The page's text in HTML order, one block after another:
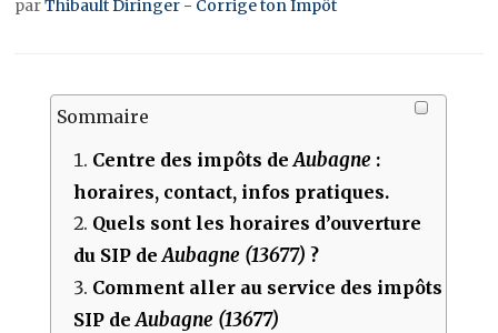
parThibault Diringer - Corrige ton Impôt
Sommaire
Centre des impôts deAubagne :
horaires, contact, infos pratiques.
Quels sont les horaires d’ouverture
du SIP deAubagne (13677) ?
Comment aller au service des impôts
SIP deAubagne (13677)